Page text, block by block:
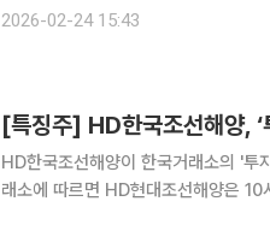
세를 발효했다. 트럼프 행정부가 새로
2026-02-24 15:43
[특징주] HD한국조선해양,
HD한국조선해양이 한국거래소의 '투자주
래소에 따르면 HD현대조선해양은